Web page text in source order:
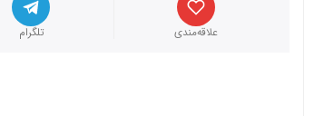
علاقه‌مندی تلگرام